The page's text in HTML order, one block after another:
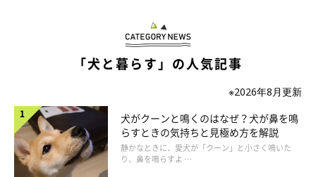
「犬と暮らす」の人気記事
※2026年8月更新
犬がクーンと鳴くのはなぜ？犬が鼻を鳴
らすときの気持ちと見極め方を解説
静かなときに、愛犬が「クーン」と小さく鳴いた
り、鼻を鳴らすよ …